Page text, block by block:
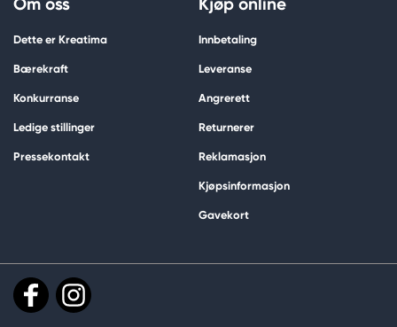
Dette er Kreatima
Bærekraft
Konkurranse
Ledige stillinger
Pressekontakt
Innbetaling
Leveranse
Angrerett
Returnerer
Reklamasjon
Kjøpsinformasjon
Gavekort